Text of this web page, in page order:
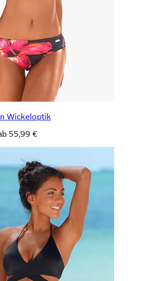
Wickeloptik
55,99 €